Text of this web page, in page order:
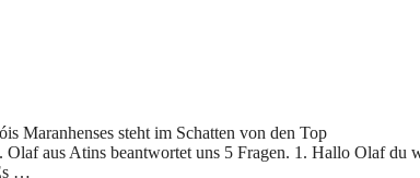
Maranhenses steht im Schatten von den Top
aus Atins beantwortet uns 5 Fragen. 1. Hallo Olaf du
…